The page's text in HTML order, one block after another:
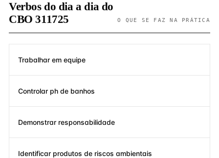
Verbos do dia a dia do
CBO 311725
O QUE SE FAZ NA PRÁTICA
Trabalhar em equipe
Controlar ph de banhos
Demonstrar responsabilidade
Identificar produtos de riscos ambientais